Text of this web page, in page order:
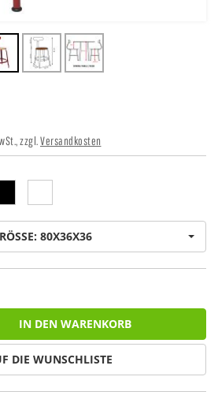
zzgl.Versandkosten
80X36X36
IN DEN WARENKORB
DIE WUNSCHLISTE